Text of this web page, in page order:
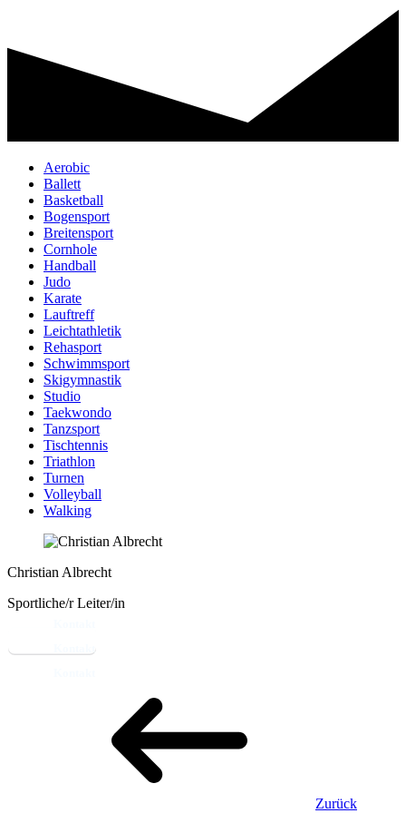
Aerobic
Ballett
Basketball
Bogensport
Breitensport
Cornhole
Handball
Judo
Karate
Lauftreff
Leichtathletik
Rehasport
Schwimmsport
Skigymnastik
Studio
Taekwondo
Tanzsport
Tischtennis
Triathlon
Turnen
Volleyball
Walking
Christian Albrecht
Sportliche/r Leiter/in
Zurück